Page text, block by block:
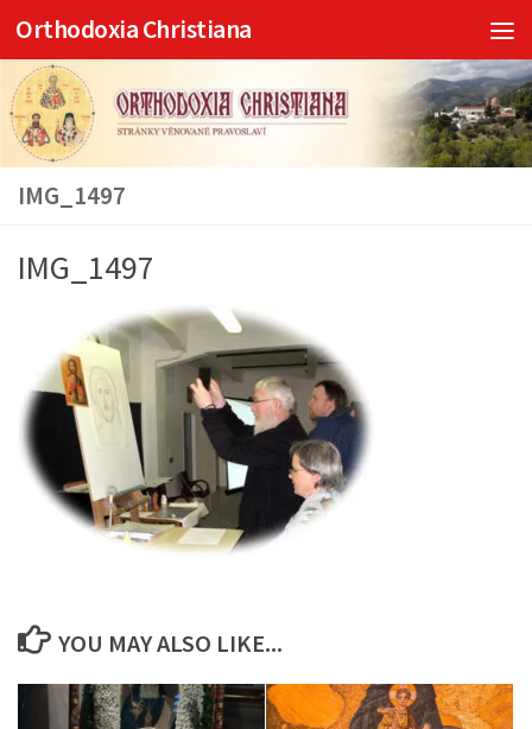
Skip to content
Orthodoxia Christiana
IMG_1497
IMG_1497
YOU MAY ALSO LIKE...